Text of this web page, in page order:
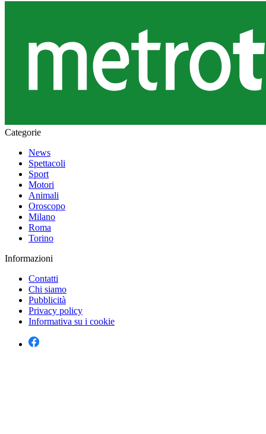
Categorie
News
Spettacoli
Sport
Motori
Animali
Oroscopo
Milano
Roma
Torino
Informazioni
Contatti
Chi siamo
Pubblicità
Privacy policy
Informativa su i cookie